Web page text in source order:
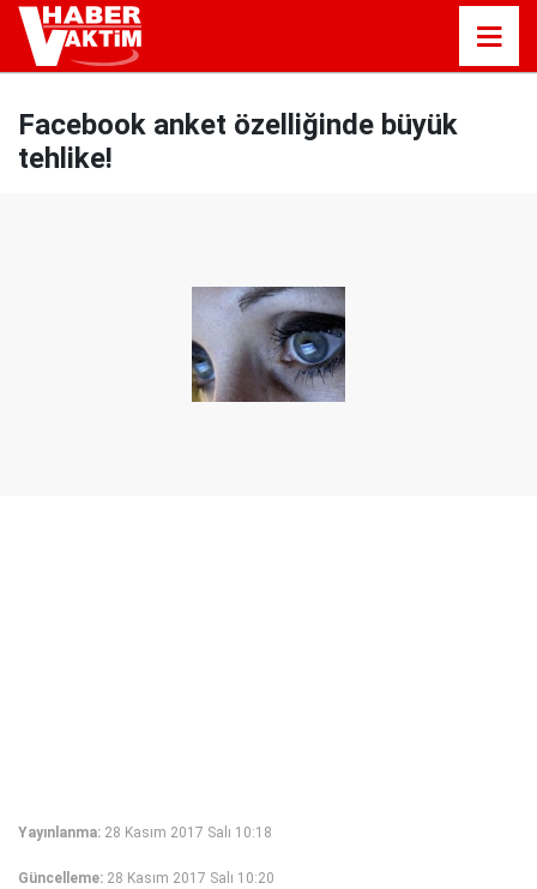
Facebook anket özelliğinde büyük
tehlike!
Yayınlanma: 28 Kasım 2017 Salı 10:18
Güncelleme: 28 Kasım 2017 Salı 10:20